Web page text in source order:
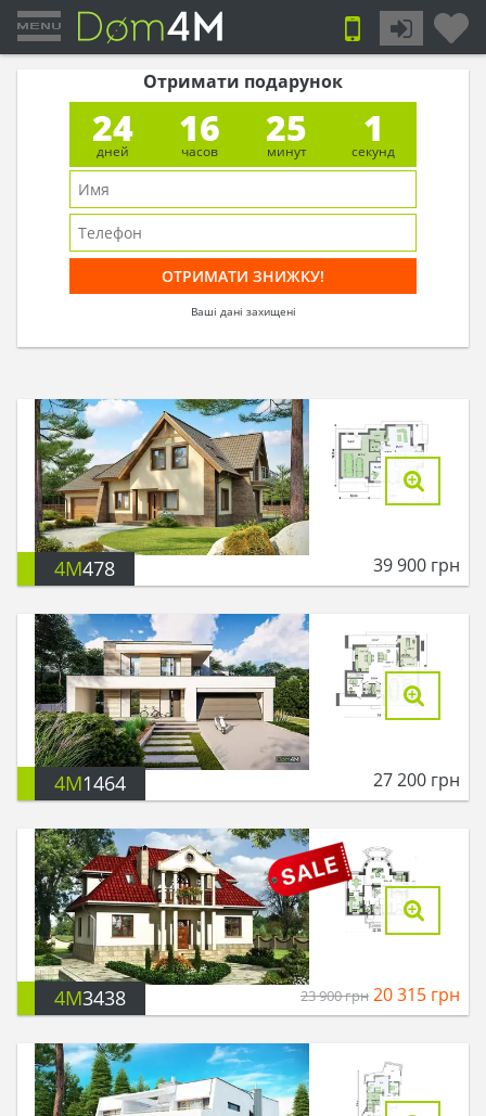
Отримати подарунок
24
дней
16
часов
25
минут
0
секунд
Ваші дані захищені
4M478 39 900 грн
4M1464 27 200 грн
4M3438 23 900грн 20 315 грн